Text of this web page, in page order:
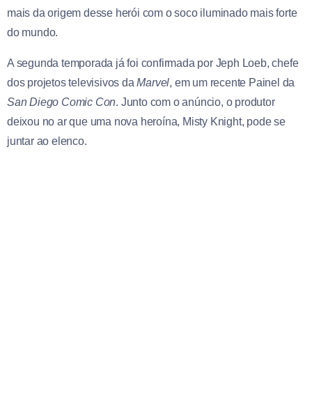
mais da origem desse herói com o soco iluminado mais forte
do mundo.
A segunda temporada já foi confirmada por Jeph Loeb, chefe
dos projetos televisivos daMarvel, em um recente Painel da
San Diego Comic Con. Junto com o anúncio, o produtor
deixou no ar que uma nova heroína, Misty Knight, pode se
juntar ao elenco.